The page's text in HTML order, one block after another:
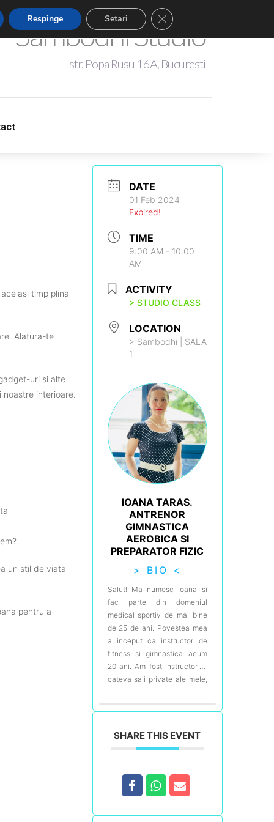
Sambodhi Studio
str. Popa Rusu 16A, Bucuresti
acelasi timp plina
. Alatura-te
uri si alte
noastre interioare.
?
un stil de viata
pentru a
DATE
01 Feb 2024
Expired!
TIME
9:00 AM - 10:00
AM
ACTIVITY
> STUDIO CLASS
LOCATION
> Sambodhi | SALA
1
IOANA TARAS.
ANTRENOR
GIMNASTICA
AEROBICA SI
PREPARATOR FIZIC
> BIO <
Salut! Ma numesc Ioana si
fac parte din domeniul
medical sportiv de mai bine
de 25 de ani. Povestea mea
a inceput ca instructor de
fitness si gimnastica acum
20 ani. Am fost instructor la
cateva sali private ale mele,
precum Muscle Maker. Find o
a devenit usor pasiunea,
viata mea dar in acelasi timp
plina de obstacle, o perioada
SHARE THIS EVENT
Respinge Setari Close GDPR Cookie Banner